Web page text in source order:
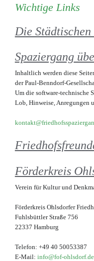
Wichtige Links
Die
Spaziergang
Inhaltlich werden diese
der Paul-Benndorf-
Um die software-technische
Lob, Hinweise, Anregungen
Förderkreis
Verein für Kultur und
Förderkreis Ohlsdorfer
Fuhlsbüttler Straße 756
22337 Hamburg
Telefon: +49 40 50053387
E-Mail: info@fof-ohlsdorf.de